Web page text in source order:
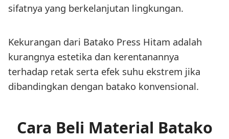
sifatnya yang berkelanjutan lingkungan.
Kekurangan dari Batako Press Hitam adalah
kurangnya estetika dan kerentanannya
terhadap retak serta efek suhu ekstrem jika
dibandingkan dengan batako konvensional.
Cara Beli Material Batako